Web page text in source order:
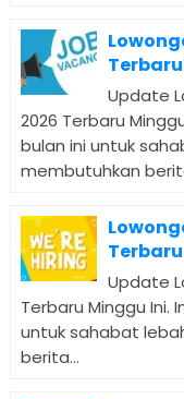
Update
2026 Terbaru
bulan ini untuk
membutuhkan
Update
Terbaru Minggu Ini.
untuk sahabat
berita...